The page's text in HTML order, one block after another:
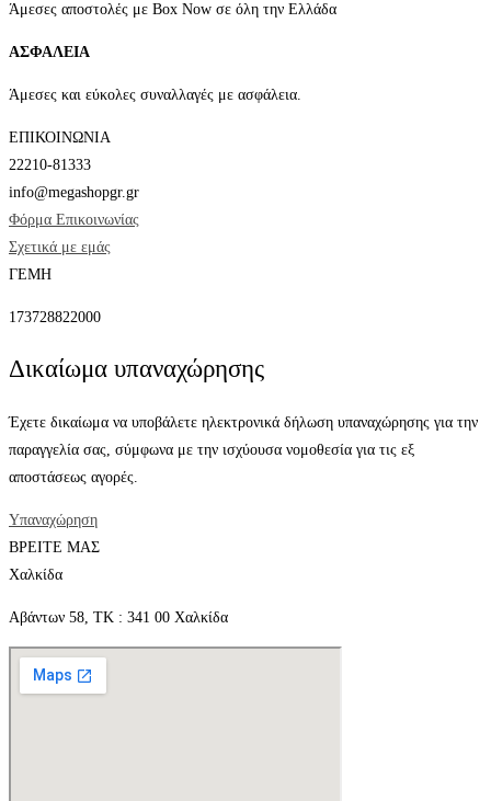
Άμεσες αποστολές με Box Now σε όλη την Ελλάδα
ΑΣΦΑΛΕΙΑ
Άμεσες και εύκολες συναλλαγές με ασφάλεια.
ΕΠΙΚΟΙΝΩΝΙΑ
22210-81333
info@megashopgr.gr
Φόρμα Επικοινωνίας
Σχετικά με εμάς
ΓΕΜΗ
173728822000
Δικαίωμα υπαναχώρησης
Έχετε δικαίωμα να υποβάλετε ηλεκτρονικά δήλωση υπαναχώρησης για την
παραγγελία σας, σύμφωνα με την ισχύουσα νομοθεσία για τις εξ
αποστάσεως αγορές.
Υπαναχώρηση
ΒΡΕΙΤΕ ΜΑΣ
Χαλκίδα
Αβάντων 58, ΤΚ : 341 00 Χαλκίδα